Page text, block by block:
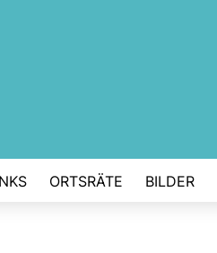
ORTSRÄTE BILDER